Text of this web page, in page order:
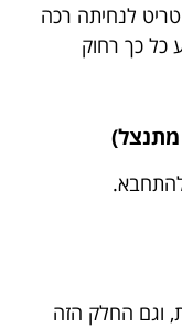
לנחיתה רכה
כל כך רחוק
וגם החלק הזה